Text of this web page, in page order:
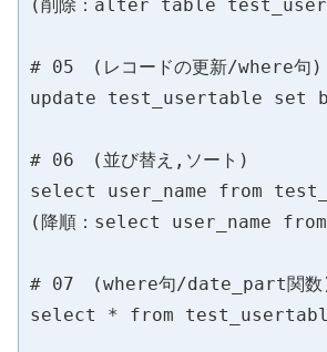
(削除：alter table
# 05　(レコードの更新/where句)
update test_usertable set
# 06　(並び替え,ソート)
select user_name from
(降順：select user_name
# 07　(where句/date_part関数
select * from